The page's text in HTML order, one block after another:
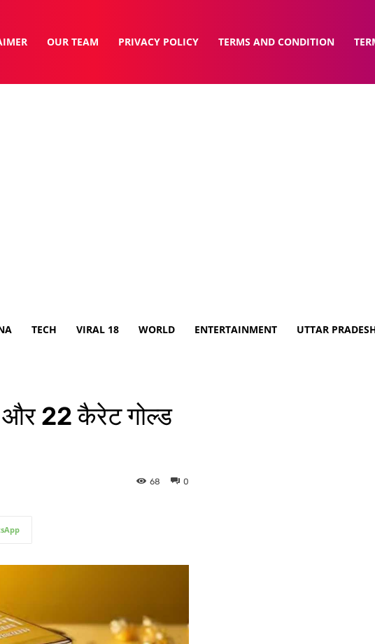
OUR TEAM PRIVACY POLICY TERMS AND CONDITION
TECH VIRAL 18 WORLD ENTERTAINMENT UTTAR
22 कैरेट गोल्ड
0
68